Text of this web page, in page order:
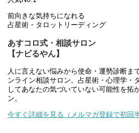
前向きな気持ちになれる
占星術・タロットリーディング
あすコロ式・相談サロン
【ナビるやん】
人に言えない悩みから使命・運勢診断ま
ンライン相談サロン。占星術・心理学・
してあなたの気づいていない可能性を
ン。
今すぐ詳細を見る（メルマガ登録で初回